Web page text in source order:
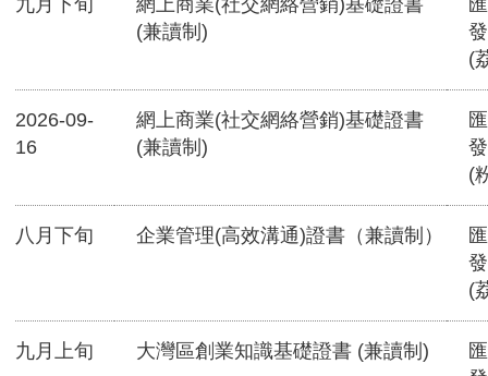
九月下旬
網上商業(社交網絡營銷)基礎證書
(兼讀制)
(
2026-09-
16
網上商業(社交網絡營銷)基礎證書
(兼讀制)
(
八月下旬 企業管理(高效溝通)證書（兼讀制）
(
九月上旬 大灣區創業知識基礎證書 (兼讀制)